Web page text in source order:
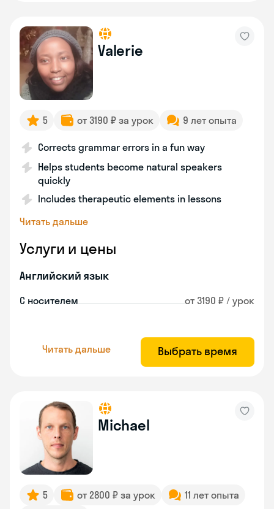
Valerie
5 от 3190 ₽ за урок 9 лет опыта
Corrects grammar errors in a fun way
Helps students become natural speakers
quickly
Includes therapeutic elements in lessons
Читать дальше
Услуги и цены
Английский язык
С носителем от 3190 ₽ / урок
Читать дальше Выбрать время
Michael
5 от 2800 ₽ за урок
11 лет опыта